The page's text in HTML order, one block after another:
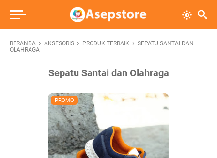
BERANDA › AKSESORIS › PRODUK TERBAIK › SEPATU SANTAI DAN
OLAHRAGA
Sepatu Santai dan Olahraga
PROMO